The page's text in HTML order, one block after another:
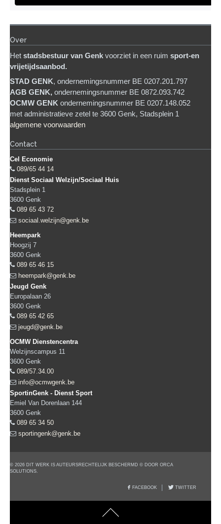
Over
Het stadsbestuur van Genk voorziet in een ruim sport-en
vrijetijdsaanbod.
STAD GENK, ondernemingsnummer BE 0207.201.797
AGB GENK, ondernemingsnummer BE 0872.093.742
OCMW GENK ondernemingsnummer BE 0207.148.052
met administratieve zetel te 3600 Genk, Stadsplein 1
algemene voorwaarden
Contact
Cel Economie
089/65 44 14
Dienst Sociaal Welzijn/Sociaal Huis
Stadsplein 1
3600 Genk
089 65 43 72
sociaal.welzijn@genk.be
Heempark
Hoogzij 7
3600 Genk
089 65 46 15
heempark@genk.be
Jeugd Genk
Europalaan 26
3600 Genk
089 65 42 65
jeugd@genk.be
OCMW Dienstencentra
Welzijnscampus 11
3600 Genk
089/57.34.00
info@ocmwgenk.be
SportinGenk - Dienst Sport
Emiel Van Dorenlaan 144
3600 Genk
089 65 34 50
sportingenk@genk.be
© 2026 DIT WERK IS AUTEURSRECHTELIJK BESCHERMD © DOOR ORCA
SOLUTIONS.
FACEBOOK TWITTER